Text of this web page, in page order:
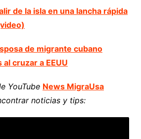
de la isla en una lancha rápida
de migrante cubano
cruzar a EEUU
YouTube News MigraUsa
noticias y tips: